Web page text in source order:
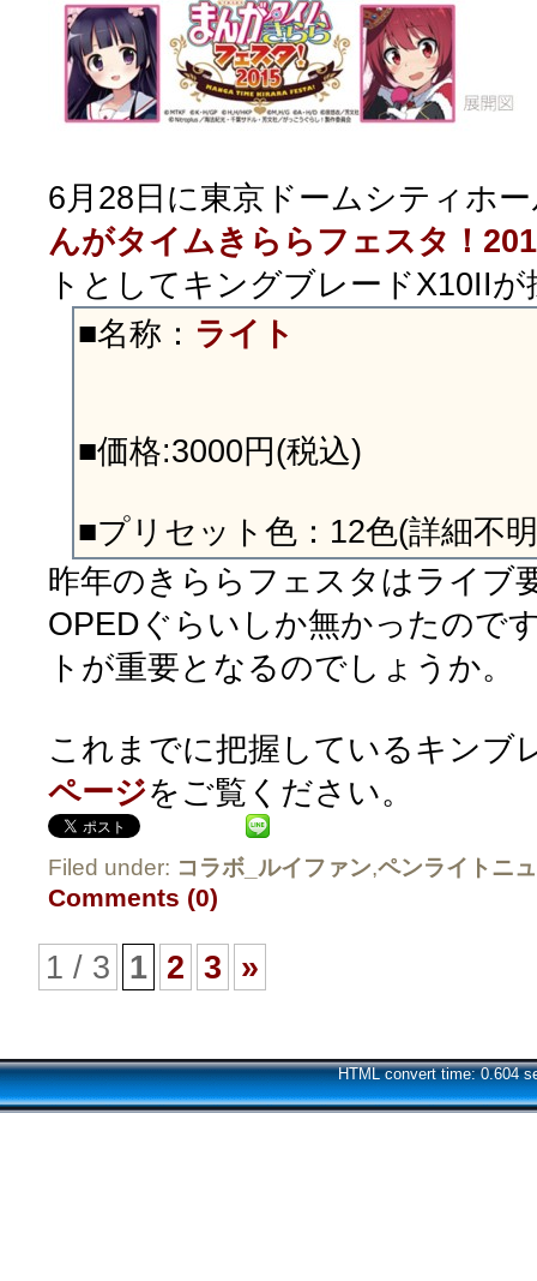
6月28日に東京ドームシティホ
んがタイムきららフェスタ！
トとしてキングブレードX10II
■名称： ライト
■価格:3000円(税込)
■プリセット色：12色(詳細不
昨年のきららフェスタはライブ
OPEDぐらいしか無かったので
トが重要となるのでしょうか。
これまでに把握しているキンブ
ページをご覧ください。
Filed under: コラボ_ルイファン,ペンライトニ
Comments (0)
1 / 3 1 2 3 »
HTML convert time: 0.604